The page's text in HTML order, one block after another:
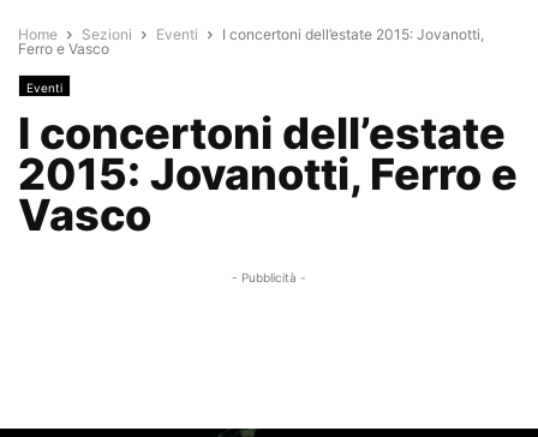
Home Sezioni Eventi
I concertoni dell’estate 2015: Jovanotti,
Ferro e Vasco
Eventi
I concertoni dell’estate
2015: Jovanotti, Ferro e
Vasco
- Pubblicità -